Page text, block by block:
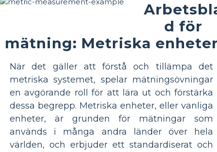
d för
mätning: Metriska
När det gäller att förstå och tillämpa det
metriska systemet, spelar mätningsövningar
en avgörande roll för att lära ut och förstärka
dessa begrepp. Metriska enheter, eller vanliga
enheter, är grunden för mätningar som
används i många andra länder över hela
världen, och erbjuder ett standardiserat och